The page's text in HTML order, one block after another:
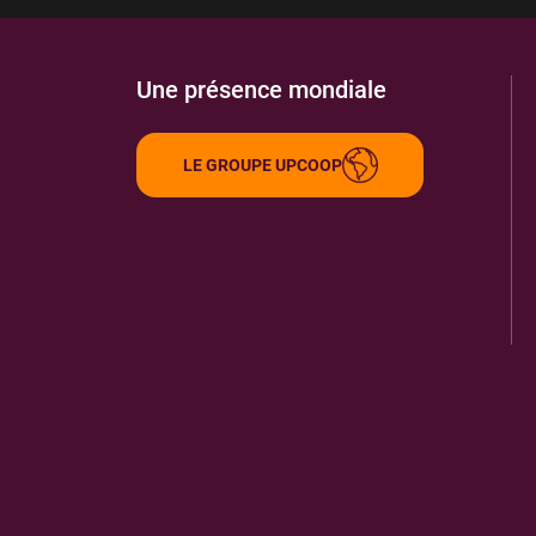
Une présence mondiale
LE GROUPE UPCOOP